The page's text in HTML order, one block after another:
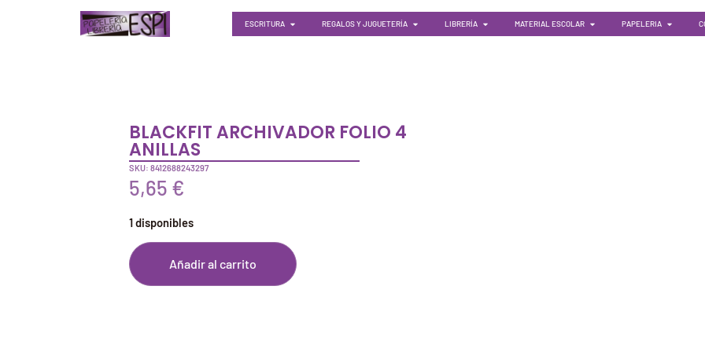
ESCRITURA REGALOS Y JUGUETERÍA LIBRERÍA MATERIAL ESCOLAR PAPELERIA
BLACKFIT ARCHIVADOR FOLIO 4
ANILLAS
SKU: 8412688243297
5,65 €
1 disponibles
Añadir al carrito